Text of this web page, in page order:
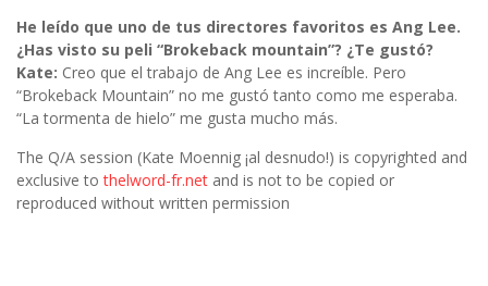
He leído que uno de tus directores favoritos es Ang Lee.
¿Has visto su peli “Brokeback mountain”? ¿Te gustó?
Kate: Creo que el trabajo de Ang Lee es increíble. Pero
“Brokeback Mountain” no me gustó tanto como me esperaba.
“La tormenta de hielo” me gusta mucho más.
The Q/A session (Kate Moennig ¡al desnudo!) is copyrighted and
exclusive tothelword-fr.net and is not to be copied or
reproduced without written permission